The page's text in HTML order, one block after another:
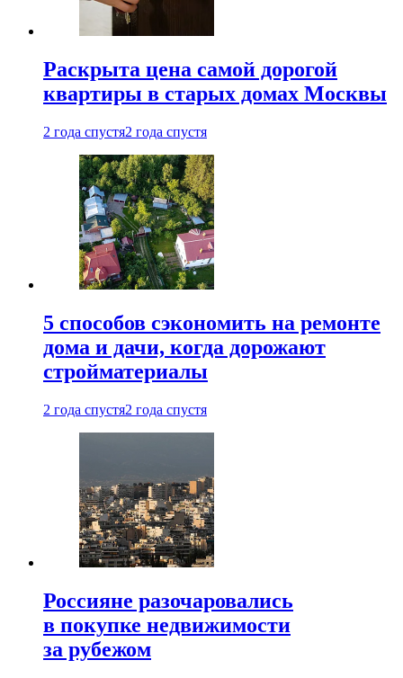
Раскрыта цена самой дорогой
квартиры в старых домах Москвы
2 года спустя2 года спустя
5 способов сэкономить на ремонте
дома и дачи, когда дорожают
стройматериалы
2 года спустя2 года спустя
Россияне разочаровались
в покупке недвижимости
за рубежом